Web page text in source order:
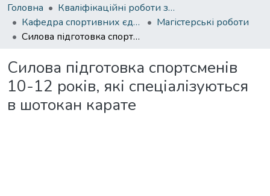
Головна
Кваліфікаційні роботи здобувачів вищої освіти
Кафедра спортивних єдиноборств та силових видів спорту
Магістерські роботи
Силова підготовка спортсменів 10-12 років, які спеціалізуються в шотокан карате
Силова підготовка спортсменів
10-12 років, які спеціалізуються
в шотокан карате